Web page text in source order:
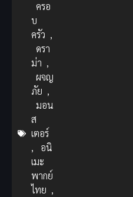
ครอ
บ
ครัว ,
ดรา
ม่า ,
ผจญ
ภัย ,
มอน
ส
เตอร์
,
อนิ
เมะ
พากย์
ไทย ,